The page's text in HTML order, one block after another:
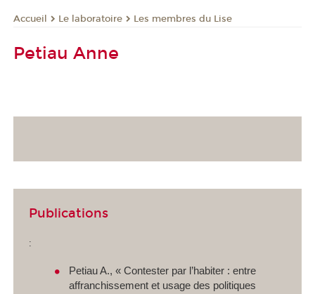
Accueil Le laboratoire Les membres du Lise
Petiau Anne
Publications
:
Petiau A., « Contester par l’habiter : entre
affranchissement et usage des politiques